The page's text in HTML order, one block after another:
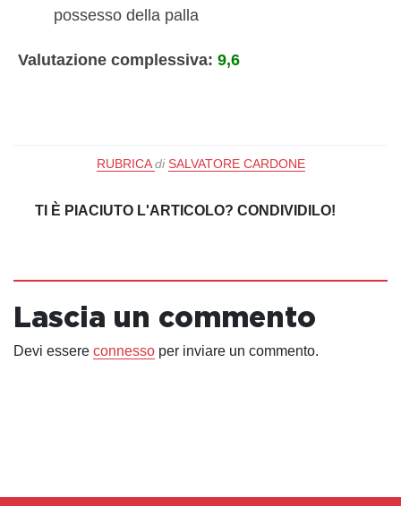
possesso della palla
Valutazione complessiva: 9,6
RUBRICA di SALVATORE CARDONE
TI È PIACIUTO L'ARTICOLO? CONDIVIDILO!
Lascia un commento
Devi essere connesso per inviare un commento.